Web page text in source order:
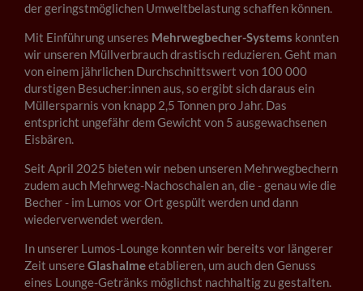
der geringstmöglichen Umweltbelastung schaffen können.
Mit Einführung unseres Mehrwegbecher-Systems konnten
wir unseren Müllverbrauch drastisch reduzieren. Geht man
von einem jährlichen Durchschnittswert von 100 000
durstigen Besucher:innen aus, so ergibt sich daraus ein
Müllersparnis von knapp 2,5 Tonnen pro Jahr. Das
entspricht ungefähr dem Gewicht von 5 ausgewachsenen
Eisbären.
Seit April 2025 bieten wir neben unseren Mehrwegbechern
zudem auch Mehrweg-Nachoschalen an, die - genau wie die
Becher - im Lumos vor Ort gespült werden und dann
wiederverwendet werden.
In unserer Lumos-Lounge konnten wir bereits vor längerer
Zeit unsereGlashalmeetablieren, um auch den Genuss
eines Lounge-Getränks möglichst nachhaltig zu gestalten.